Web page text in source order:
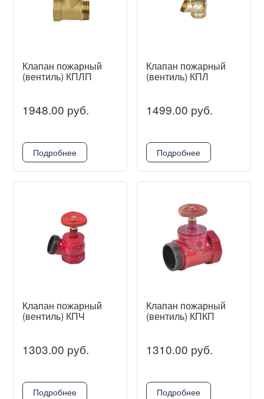
Клапан пожарный
(вентиль) КПЛП
1948.00 руб.
Подробнее
Клапан пожарный
(вентиль) КПЛ
1499.00 руб.
Подробнее
Клапан пожарный
(вентиль) КПЧ
1303.00 руб.
Подробнее
Клапан пожарный
(вентиль) КПКП
1310.00 руб.
Подробнее